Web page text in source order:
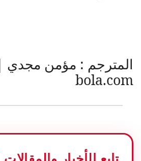
المترجم : مؤمن مجدي
bola.com